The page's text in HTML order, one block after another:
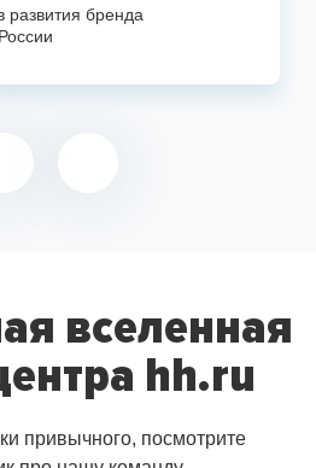
развития бренда
вселенная
hh.ru
привычного, посмотрите